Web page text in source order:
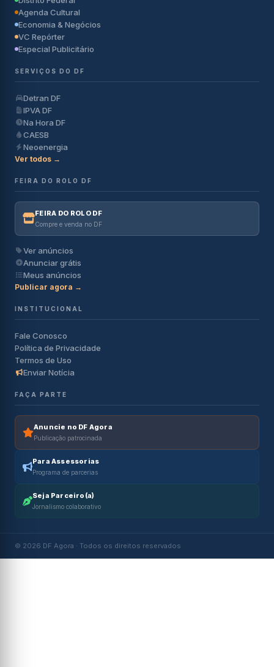
Agenda Cultural
Economia & Negócios
VC Repórter
Especial Publicitário
SERVIÇOS DO DF
Detran DF
IPVA DF
Na Hora DF
CAESB
Neoenergia
Ver todos →
FEIRA DO ROLO DF
FEIRA DO ROLO DF
Compre e venda no DF
Ver anúncios
Anunciar grátis
Meus anúncios
Publicar agora →
INSTITUCIONAL
Fale Conosco
Política de Privacidade
Termos de Uso
Enviar Notícia
FAÇA PARTE
Anuncie no DF Agora
Publicação patrocinada
Para Assessorias
Programa de parcerias
Seja Parceiro(a)
Jornalismo colaborativo
© 2026 DF Agora · Todos os direitos reservados